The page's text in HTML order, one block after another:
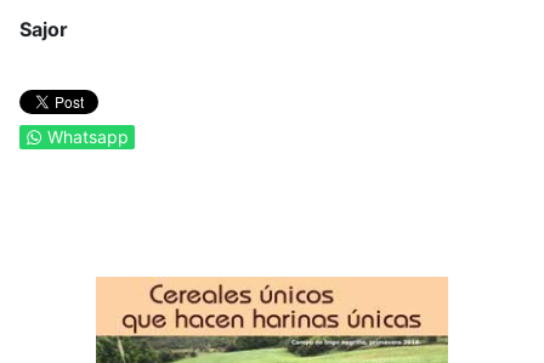
Sajor
Whatsapp